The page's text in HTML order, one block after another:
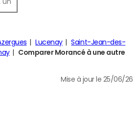
Lucenay
Saint-Jean-des-
Comparer Morancé à une autre
Mise à jour le 25/06/26